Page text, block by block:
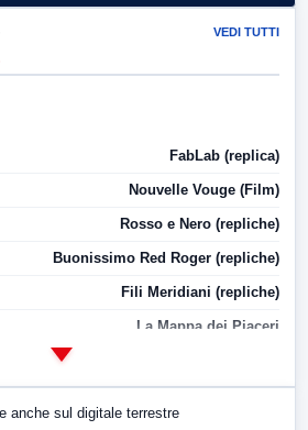
VEDI TUTTI
FabLab (replica)
Nouvelle Vouge (Film)
Rosso e Nero (repliche)
Buonissimo Red Roger (repliche)
Fili Meridiani (repliche)
La Mappa dei Piaceri
e anche sul digitale terrestre